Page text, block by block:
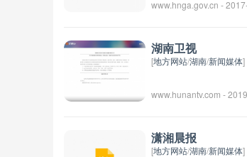
资讯、警情通报、法律法
关的工作动态和相关服务。
www.hnga.gov.cn -
湖南卫视
[地方网站/湖南/新闻媒体]
www.hunantv.com -
潇湘晨报
[地方网站/湖南/新闻媒体]